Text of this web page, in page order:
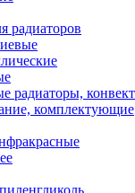
радиаторов
радиаторы,
комплектующие